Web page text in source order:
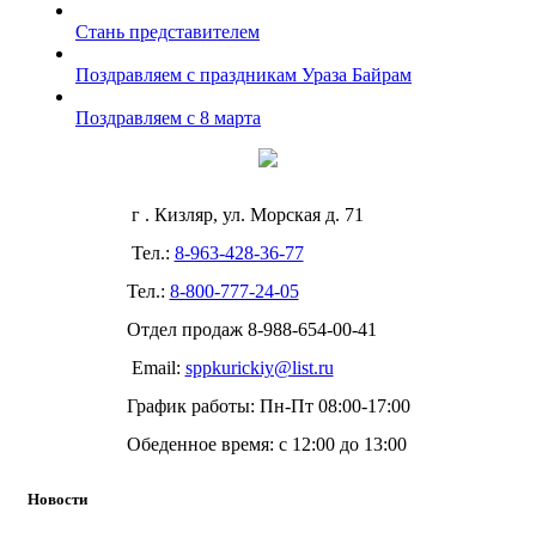
Стань представителем
Поздравляем с праздникам Ураза Байрам
Поздравляем с 8 марта
г . Кизляр, ул. Морская д. 71
Тел.: 8-963-428-36-77
Тел.: 8-800-777-24-05
Отдел продаж 8-988-654-00-41
Email: sppkurickiy@list.ru
График работы: Пн-Пт 08:00-17:00
Обеденное время: с 12:00 до 13:00
Новости